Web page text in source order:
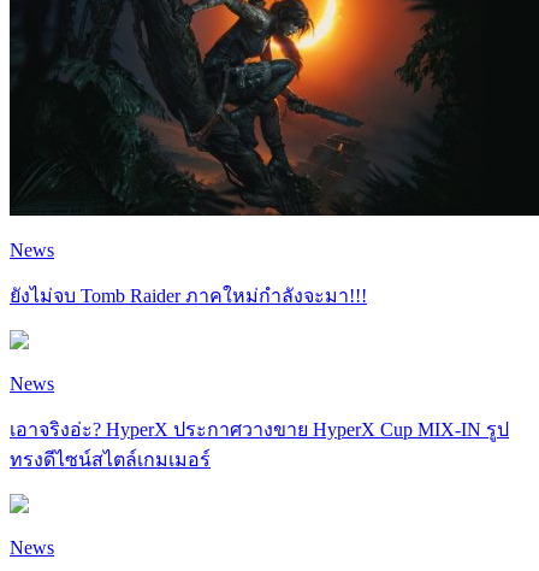
News
ยังไม่จบ Tomb Raider ภาคใหม่กำลังจะมา!!!
News
เอาจริงอ่ะ? HyperX ประกาศวางขาย HyperX Cup MIX-IN รูป
ทรงดีไซน์สไตล์เกมเมอร์
News